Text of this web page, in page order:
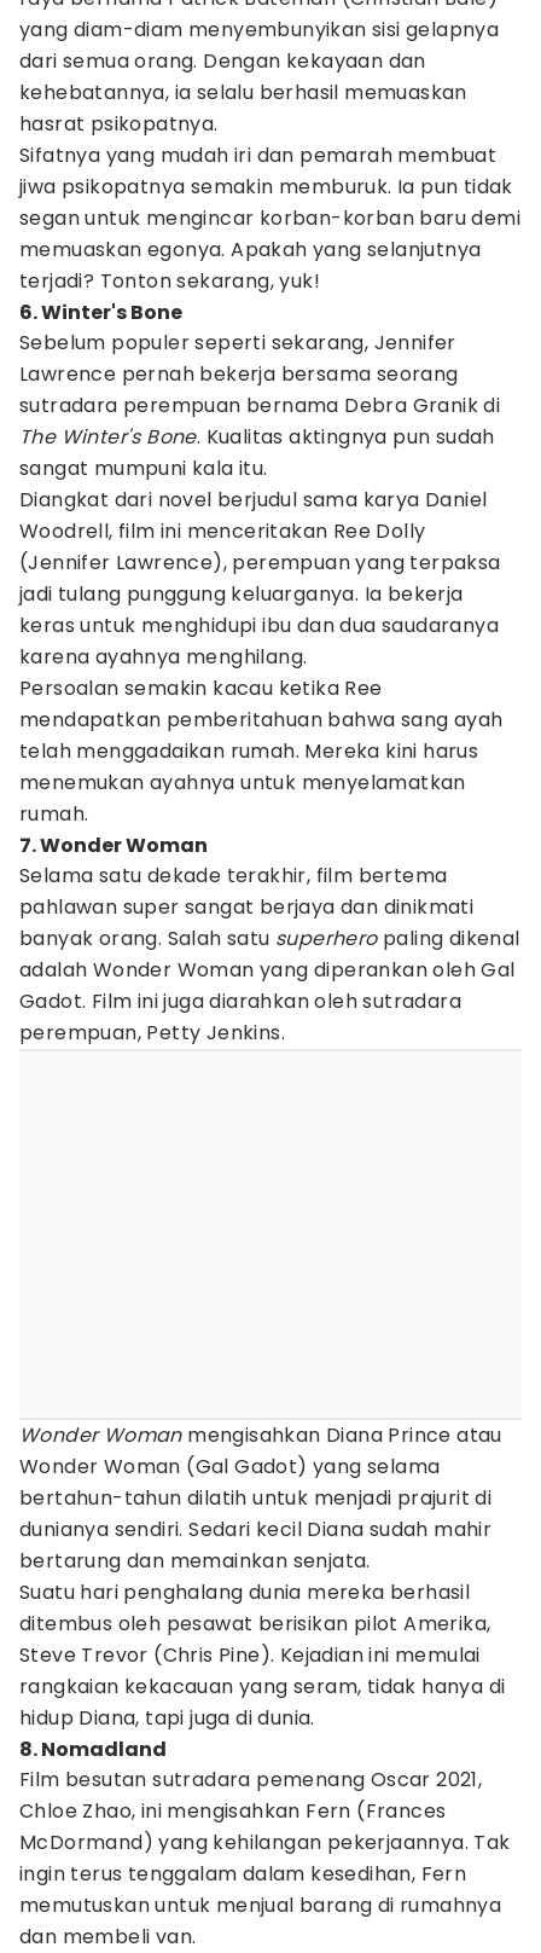
yang diam-diam menyembunyikan sisi gelapnya
dari semua orang. Dengan kekayaan dan
kehebatannya, ia selalu berhasil memuaskan
hasrat psikopatnya.
Sifatnya yang mudah iri dan pemarah membuat
jiwa psikopatnya semakin memburuk. Ia pun tidak
segan untuk mengincar korban-korban baru demi
memuaskan egonya. Apakah yang selanjutnya
terjadi? Tonton sekarang, yuk!
6. Winter's Bone
Sebelum populer seperti sekarang, Jennifer
Lawrence pernah bekerja bersama seorang
sutradara perempuan bernama Debra Granik di
The Winter's Bone. Kualitas aktingnya pun sudah
sangat mumpuni kala itu.
Diangkat dari novel berjudul sama karya Daniel
Woodrell, film ini menceritakan Ree Dolly
(Jennifer Lawrence), perempuan yang terpaksa
jadi tulang punggung keluarganya. Ia bekerja
keras untuk menghidupi ibu dan dua saudaranya
karena ayahnya menghilang.
Persoalan semakin kacau ketika Ree
mendapatkan pemberitahuan bahwa sang ayah
telah menggadaikan rumah. Mereka kini harus
menemukan ayahnya untuk menyelamatkan
rumah.
7. Wonder Woman
Selama satu dekade terakhir, film bertema
pahlawan super sangat berjaya dan dinikmati
banyak orang. Salah satu superhero paling dikenal
adalah Wonder Woman yang diperankan oleh Gal
Gadot. Film ini juga diarahkan oleh sutradara
perempuan, Petty Jenkins.
Wonder Womanmengisahkan Diana Prince atau
Wonder Woman (Gal Gadot) yang selama
bertahun-tahun dilatih untuk menjadi prajurit di
dunianya sendiri. Sedari kecil Diana sudah mahir
bertarung dan memainkan senjata.
Suatu hari penghalang dunia mereka berhasil
ditembus oleh pesawat berisikan pilot Amerika,
Steve Trevor (Chris Pine). Kejadian ini memulai
rangkaian kekacauan yang seram, tidak hanya di
hidup Diana, tapi juga di dunia.
8. Nomadland
Film besutan sutradara pemenang Oscar 2021,
Chloe Zhao, ini mengisahkan Fern (Frances
McDormand) yang kehilangan pekerjaannya. Tak
ingin terus tenggalam dalam kesedihan, Fern
memutuskan untuk menjual barang di rumahnya
dan membeli van.